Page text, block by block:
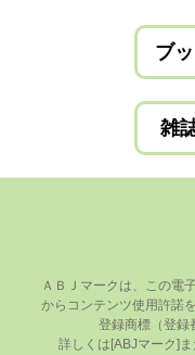
ブ
雑
ＡＢＪマークは、この電
からコンテンツ使⽤許諾
登録商標（登録